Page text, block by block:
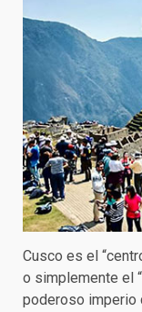
Cusco es el
o simplemente el
poderoso imperio